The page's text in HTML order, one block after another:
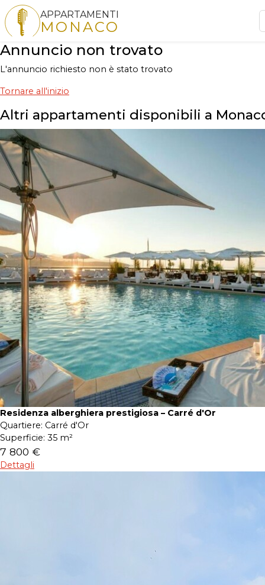
APPARTAMENTI
MONACO
Annuncio non trovato
L'annuncio richiesto non è stato trovato
Tornare all'inizio
Altri appartamenti disponibili a
Residenza alberghiera prestigiosa – Carré d'Or
Quartiere: Carré d'Or
Superficie: 35 m²
7 800 €
Dettagli